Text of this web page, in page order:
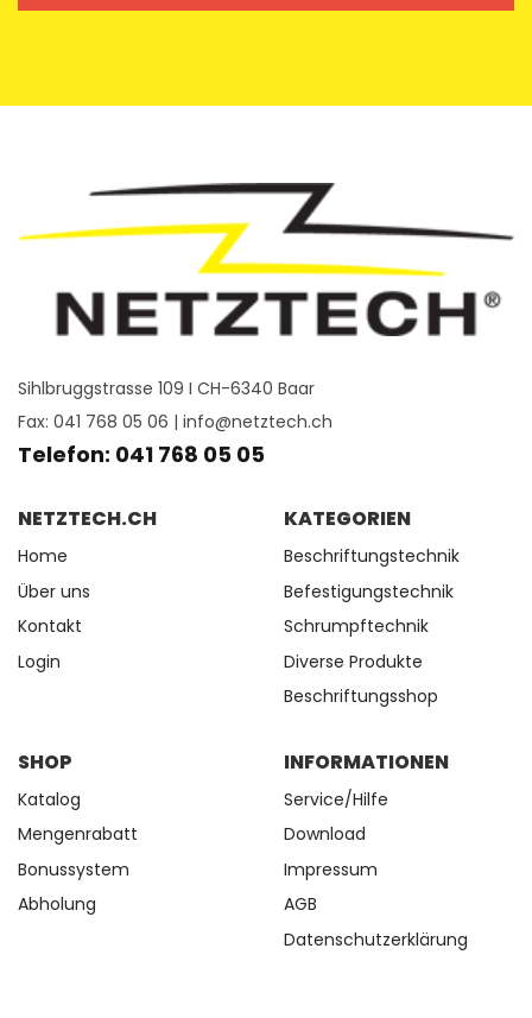
Sihlbruggstrasse 109 I CH-6340 Baar
Fax: 041 768 05 06 | info@netztech.ch
Telefon: 041 768 05 05
NETZTECH.CH
Home
Über uns
Kontakt
Login
KATEGORIEN
Beschriftungstechnik
Befestigungstechnik
Schrumpftechnik
Diverse Produkte
Beschriftungsshop
SHOP
Katalog
Mengenrabatt
Bonussystem
Abholung
INFORMATIONEN
Service/Hilfe
Download
Impressum
AGB
Datenschutzerklärung